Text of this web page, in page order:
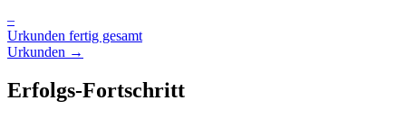
–
Urkunden fertig gesamt
Urkunden →
Erfolgs-Fortschritt